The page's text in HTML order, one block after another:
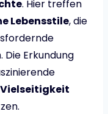
. Hier treffen
Lebensstile, die
Die Erkundung
Vielseitigkeit